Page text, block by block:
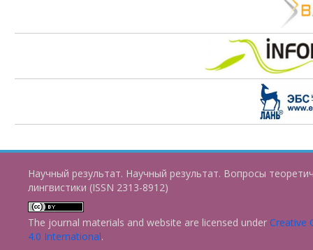
Научный результат. Научный результат. Вопросы
лингвистики (ISSN 2313-8912)
The journal materials and website are licensed under Creative
4.0 International.